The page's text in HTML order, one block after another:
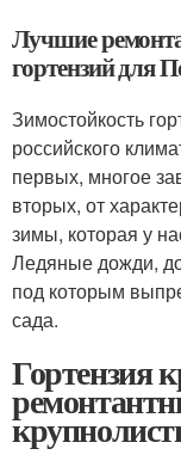
Лучшие
гортензий для
Зимостойкость
российского
первых, многое
вторых, от
зимы, которая у
Ледяные дожди,
под которым
сада.
Гортензия